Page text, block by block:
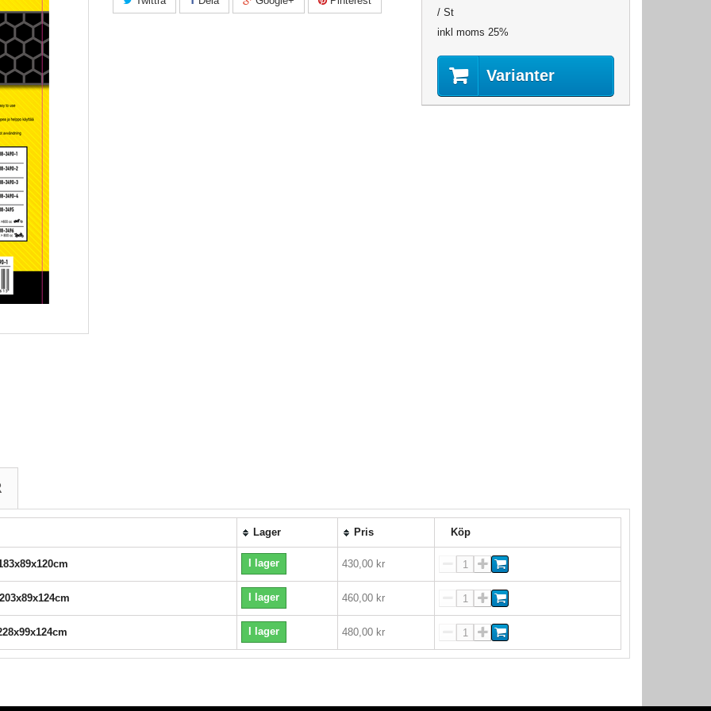
/ St
inkl moms 25%
Varianter
Lager Pris Köp
I lager 430,00 kr
I lager 460,00 kr
I lager 480,00 kr